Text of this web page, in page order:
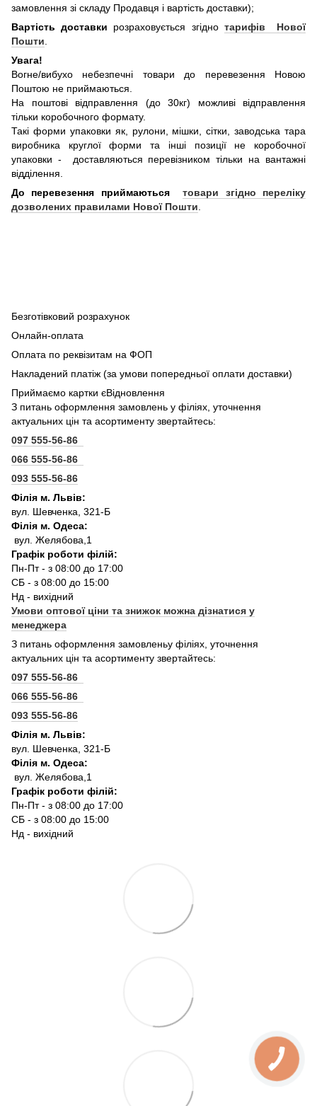
замовлення зі складу Продавця і вартість доставки);
Вартість доставки розраховується згідно тарифів Нової
Пошти
Увага!
Вогне/вибухо небезпечні товари до перевезення Новою
Поштою не приймаються.
На поштові відправлення (до 30кг) можливі відправлення
тільки коробочного формату.
Такі форми упаковки як, рулони, мішки, сітки, заводська тара
виробника круглої форми та інші позиції не коробочної
упаковки - доставляються перевізником тільки на вантажні
відділення.
До перевезення приймаютьсятовари згідно переліку
дозволених правилами Нової Пошти
Безготівковий розрахунок
Онлайн-оплата
Оплата по реквізитам на ФОП
Накладений платіж (за умови попередньої оплати доставки)
Приймаємо картки єВідновлення
З питань оформлення замовлень у філіях, уточнення
актуальних цін та асортименту звертайтесь:
097 555-56-86
066 555-56-86
093 555-56-86
Філія м. Львів:
вул. Шевченка, 321-Б
Філія м. Одеса:
вул. Желябова,1
Графік роботи філій:
Пн-Пт - з 08:00 до 17:00
СБ - з 08:00 до 15:00
Нд - вихідний
Умови оптової ціни та знижок можна дізнатися у
менеджера
З питань оформлення замовленьу філіях, уточнення
актуальних цін та асортименту звертайтесь:
097 555-56-86
066 555-56-86
093 555-56-86
Філія м. Львів:
вул. Шевченка, 321-Б
Філія м. Одеса:
вул. Желябова,1
Графік роботи філій:
Пн-Пт - з 08:00 до 17:00
СБ - з 08:00 до 15:00
Нд - вихідний